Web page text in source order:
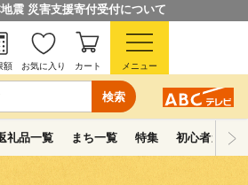
震 災害支援寄付受付について
検索
額 お気に入り カート メニュー
礼品一覧 まち一覧 特集 初心者ガイド